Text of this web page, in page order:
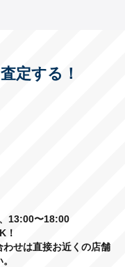
定する！
、13:00〜18:00
！
せは直接お近くの店舗